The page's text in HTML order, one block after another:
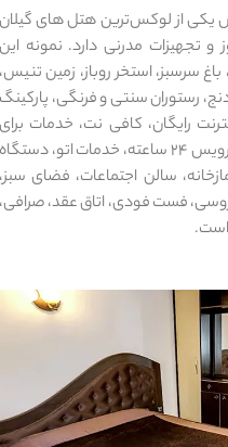
1404-03-15
شهر چادگان اصفهان
1403-06-13
15 غذای کره ای
خوشمزه
معرفی بکرترین
سواحل دیدنی بوشهر
1402-11-24